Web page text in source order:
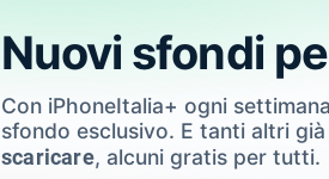
Nuovi sfondi
Con iPhoneItalia+ ogni
sfondo esclusivo. E tanti altri già
scaricare, alcuni gratis per tutti.